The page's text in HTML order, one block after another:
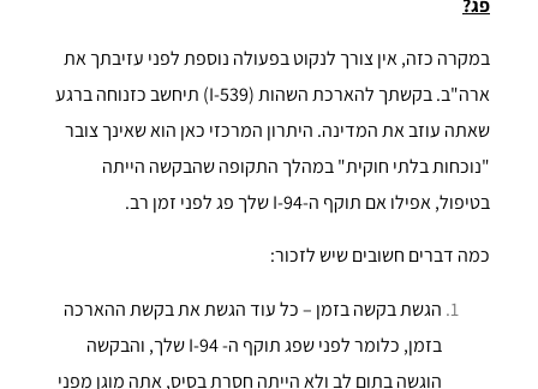
במקרה כזה, אין צורך לנקוט בפעולה נוספת לפני עזיבתך את
ארה"ב. בקשתך להארכת השהות (I-539) תיחשב כזנוחה ברגע
שאתה עוזב את המדינה. היתרון המרכזי כאן הוא שאינך צובר
"נוכחות בלתי חוקית" במהלך התקופה שהבקשה הייתה
בטיפול, אפילו אם תוקף ה-I-94 שלך פג לפני זמן רב.
כמה דברים חשובים שיש לזכור:
הגשת בקשה בזמן – כל עוד הגשת את בקשת ההארכה
בזמן, כלומר לפני שפג תוקף ה- I-94 שלך, והבקשה
הוגשה בתום לב ולא הייתה חסרת בסיס, אתה מוגן מפני